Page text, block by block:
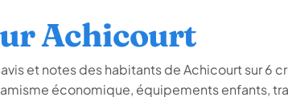
Achicourt
et notes des habitants de Achicourt sur 6
économique, équipements enfants,